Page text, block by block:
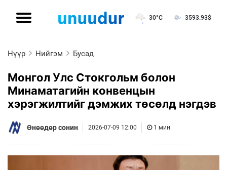
30°C 3593.93$
Нүүр Нийгэм Бусад
Монгол Улс Стокгольм болон
Минаматагийн конвенцын
хэрэгжилтийг дэмжих төсөлд нэгдэв
Өнөөдөр сонин 2026-07-09 12:00 1 мин